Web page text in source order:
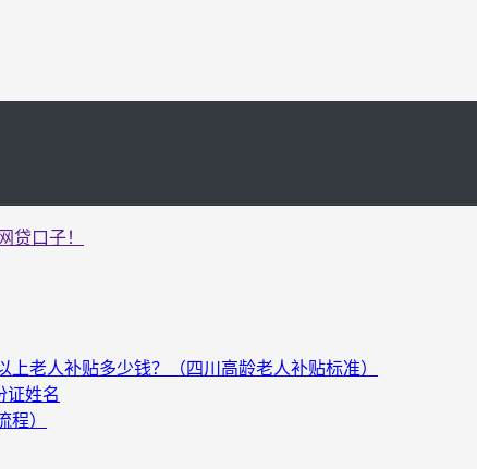
贷口子！
上老人补贴多少钱？（四川高龄老人补贴标准）
证姓名
程）